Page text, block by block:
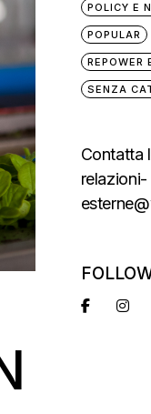
POLICY E
POPULAR
REPOWER
SENZA
Contatta
relazioni-